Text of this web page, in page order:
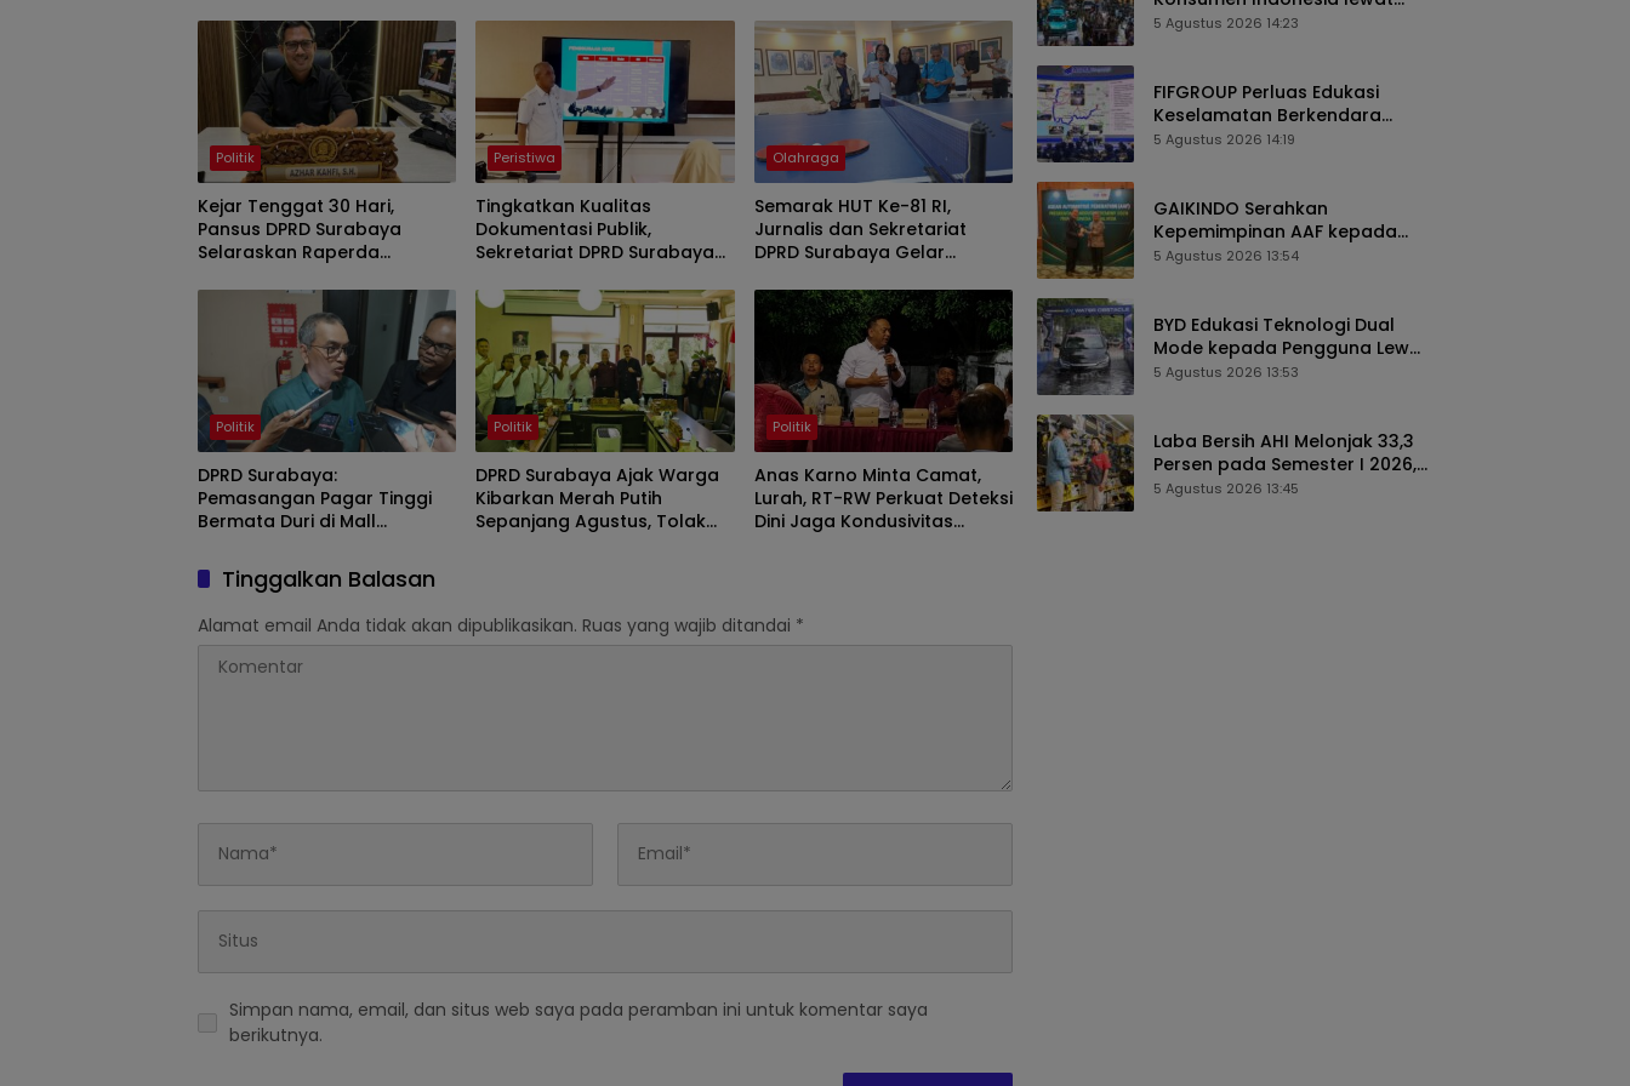
Politik
Kejar Tenggat 30 Hari,
Pansus DPRD Surabaya
Selaraskan Raperda
Kampung Pancasila
Peristiwa
Tingkatkan Kualitas
Dokumentasi Publik,
Sekretariat DPRD Surabaya
Fotografi
Olahraga
Semarak HUT Ke-81 RI,
Jurnalis dan Sekretariat
DPRD Surabaya Gelar
Politik
DPRD Surabaya:
Pemasangan Pagar Tinggi
Bermata Duri di Mall
Kekhawatiran Berlebihan
Pengusaha
Politik
DPRD Surabaya Ajak Warga
Kibarkan Merah Putih
Sepanjang Agustus, Tolak
Politik
Anas Karno Minta Camat,
Lurah, RT-RW Perkuat Deteksi
Dini Jaga Kondusivitas
Tinggalkan Balasan
Alamat email Anda tidak akan dipublikasikan. Ruas yang wajib ditandai *
Simpan nama, email, dan situs web saya pada peramban ini untuk komentar saya
berikutnya.
Pengalaman Berkendara
5 Agustus 2026 14:23
FIFGROUP Perluas Edukasi
Keselamatan Berkendara
Lewat Program FABL di GIIAS
5 Agustus 2026 14:19
GAIKINDO Serahkan
Kepemimpinan AAF kepada
Malaysia, Perkuat Kolaborasi
5 Agustus 2026 13:54
BYD Edukasi Teknologi Dual
Mode kepada Pengguna Lewat
Komunitas BEYOND di GIIAS
5 Agustus 2026 13:53
Laba Bersih AHI Melonjak 33,3
Persen pada Semester I 2026,
Ekspansi AZKO Berlanjut hingga
5 Agustus 2026 13:45